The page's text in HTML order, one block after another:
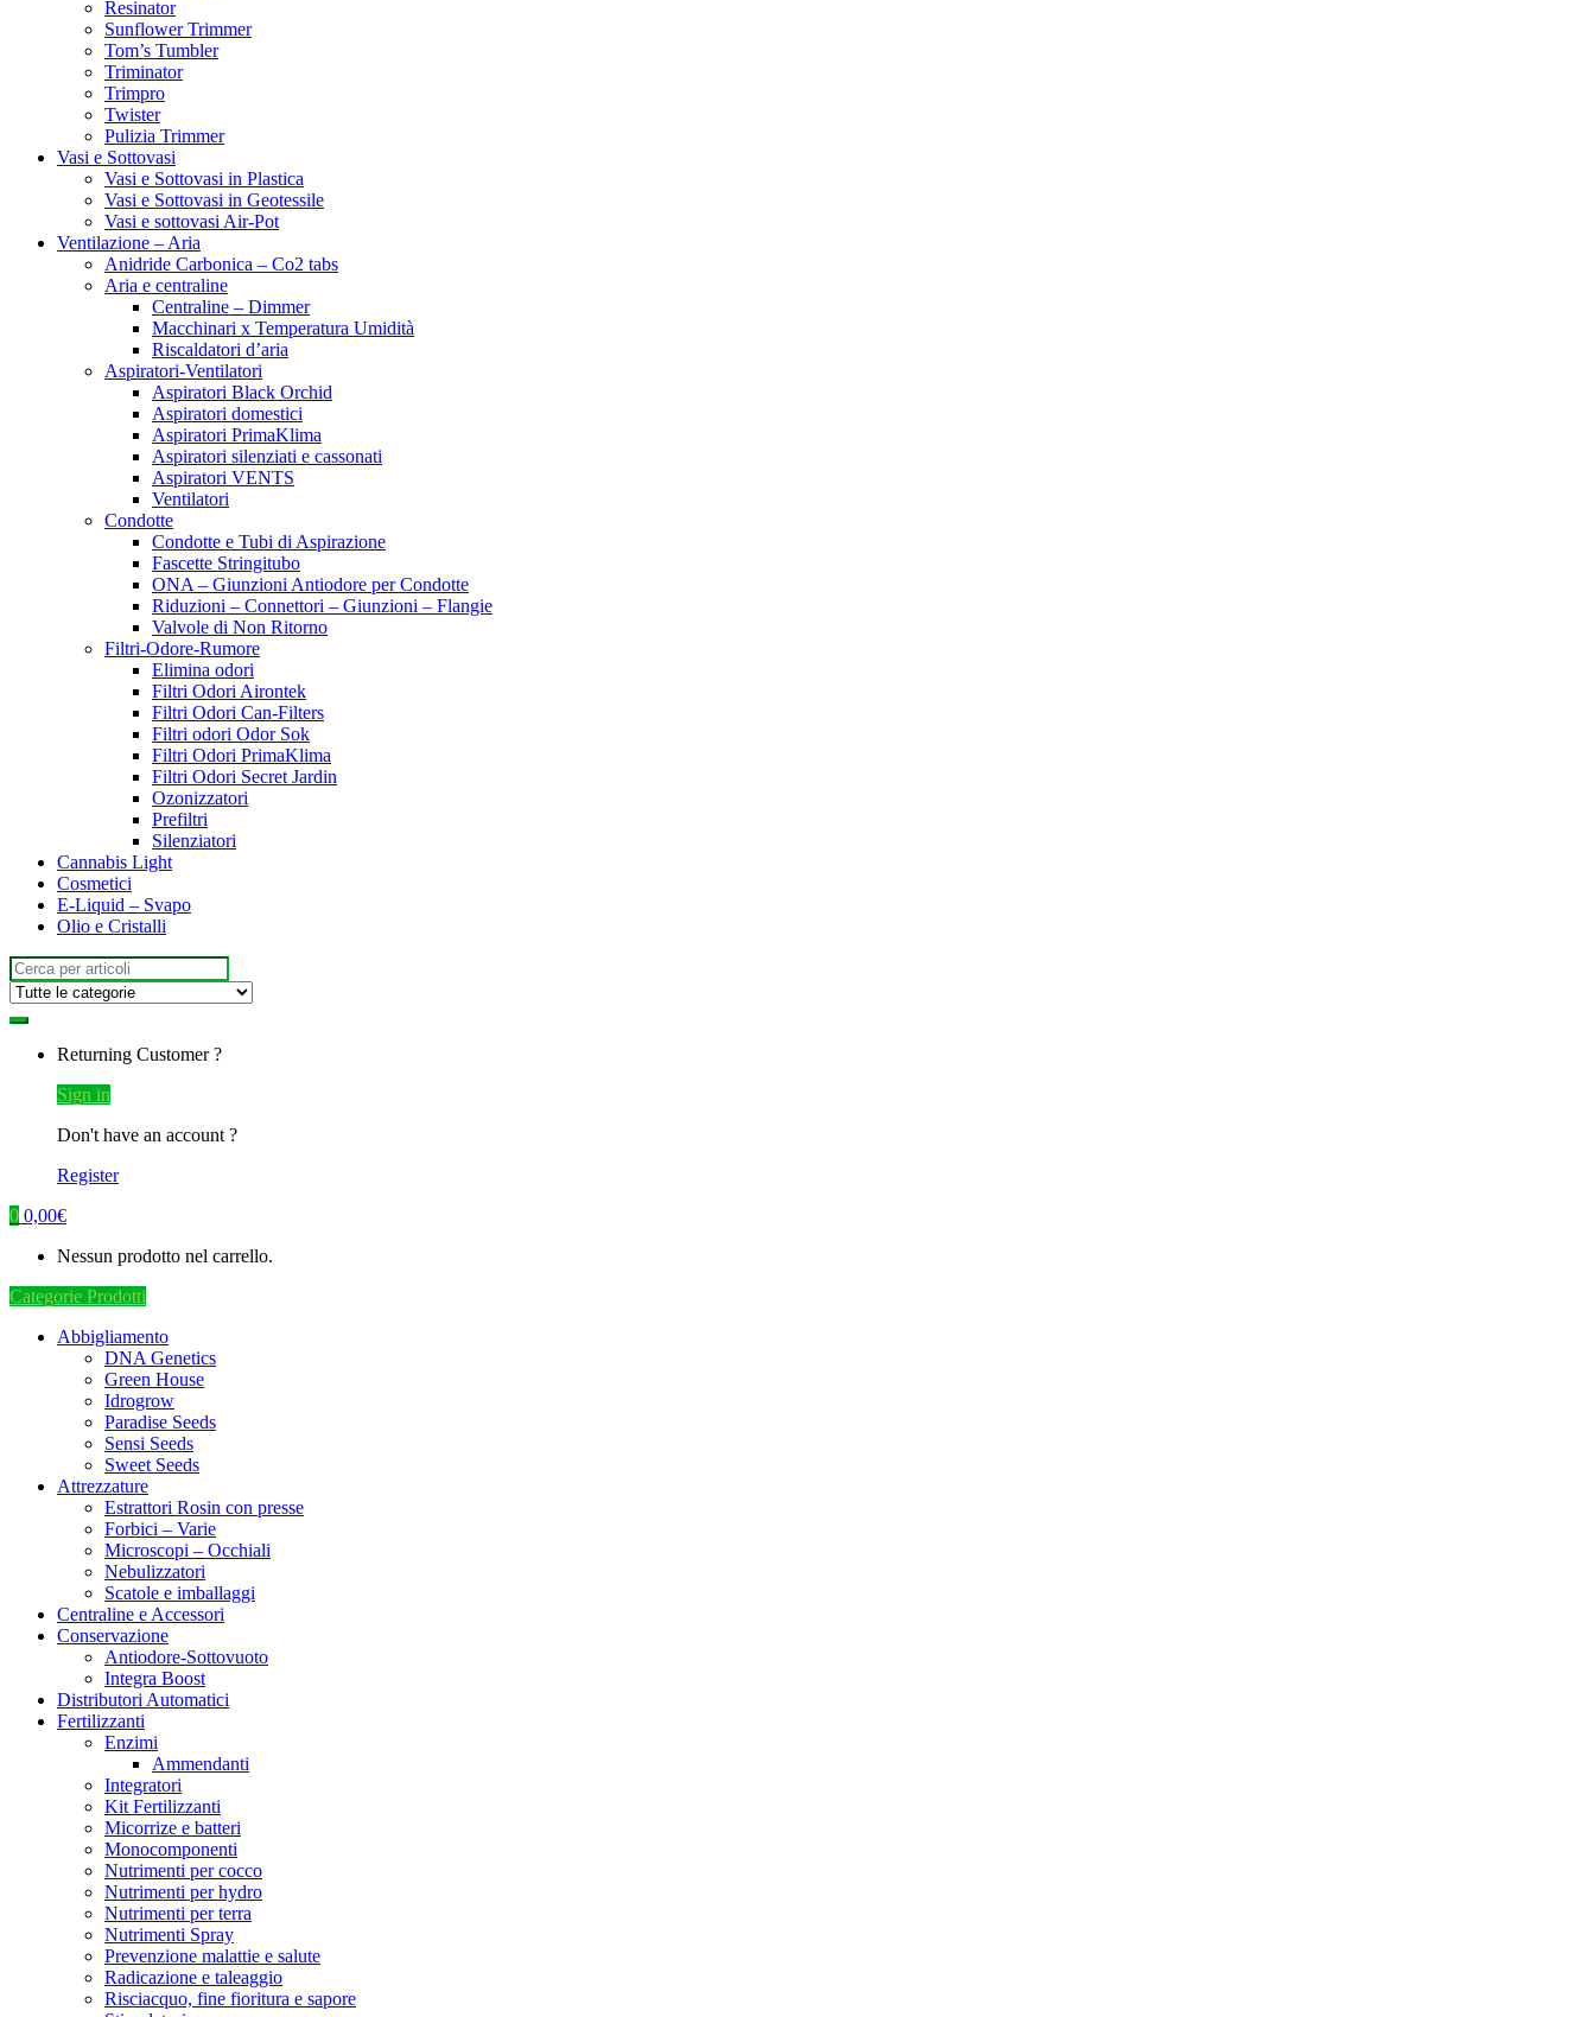
Resinator
Sunflower Trimmer
Tom’s Tumbler
Triminator
Trimpro
Twister
Pulizia Trimmer
Vasi e Sottovasi
Vasi e Sottovasi in Plastica
Vasi e Sottovasi in Geotessile
Vasi e sottovasi Air-Pot
Ventilazione – Aria
Anidride Carbonica – Co2 tabs
Aria e centraline
Centraline – Dimmer
Macchinari x Temperatura Umidità
Riscaldatori d’aria
Aspiratori-Ventilatori
Aspiratori Black Orchid
Aspiratori domestici
Aspiratori PrimaKlima
Aspiratori silenziati e cassonati
Aspiratori VENTS
Ventilatori
Condotte
Condotte e Tubi di Aspirazione
Fascette Stringitubo
ONA – Giunzioni Antiodore per Condotte
Riduzioni – Connettori – Giunzioni – Flangie
Valvole di Non Ritorno
Filtri-Odore-Rumore
Elimina odori
Filtri Odori Airontek
Filtri Odori Can-Filters
Filtri odori Odor Sok
Filtri Odori PrimaKlima
Filtri Odori Secret Jardin
Ozonizzatori
Prefiltri
Silenziatori
Cannabis Light
Cosmetici
E-Liquid – Svapo
Olio e Cristalli
Search
for:
Returning Customer ?
Sign in
Don't have an account ?
Register
0 0,00€
Nessun prodotto nel carrello.
Categorie Prodotti
Abbigliamento
DNA Genetics
Green House
Idrogrow
Paradise Seeds
Sensi Seeds
Sweet Seeds
Attrezzature
Estrattori Rosin con presse
Forbici – Varie
Microscopi – Occhiali
Nebulizzatori
Scatole e imballaggi
Centraline e Accessori
Conservazione
Antiodore-Sottovuoto
Integra Boost
Distributori Automatici
Fertilizzanti
Enzimi
Ammendanti
Integratori
Kit Fertilizzanti
Micorrize e batteri
Monocomponenti
Nutrimenti per cocco
Nutrimenti per hydro
Nutrimenti per terra
Nutrimenti Spray
Prevenzione malattie e salute
Radicazione e taleaggio
Risciacquo, fine fioritura e sapore